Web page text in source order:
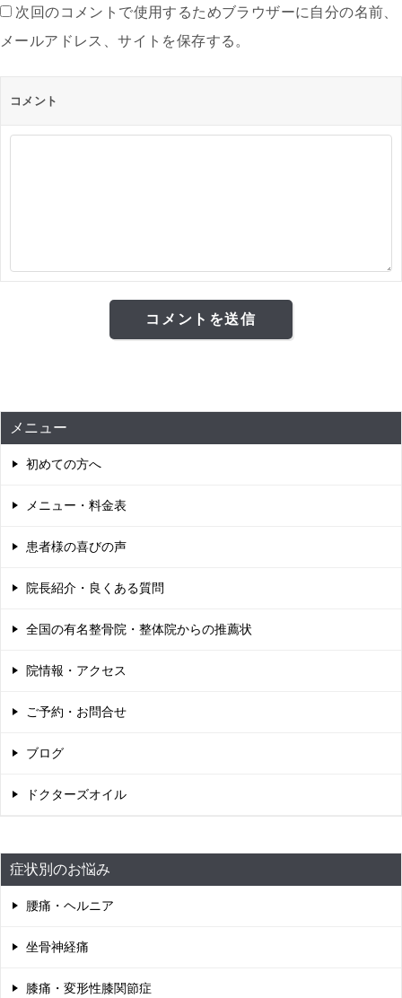
次回のコメントで使用するためブラウザーに自分の名前、
メールアドレス、サイトを保存する。
コメント
メニュー
初めての方へ
メニュー・料金表
患者様の喜びの声
院長紹介・良くある質問
全国の有名整骨院・整体院からの推薦状
院情報・アクセス
ご予約・お問合せ
ブログ
ドクターズオイル
症状別のお悩み
腰痛・ヘルニア
坐骨神経痛
膝痛・変形性膝関節症